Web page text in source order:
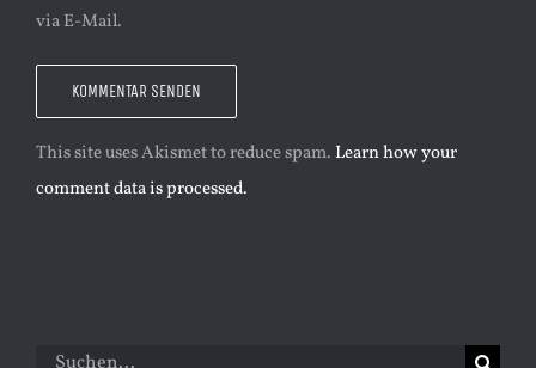
via E-Mail.
This site uses Akismet to reduce spam. Learn how your
comment data is processed.
Suche